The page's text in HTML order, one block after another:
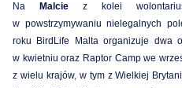
Na Malcie z kolei
w powstrzymywaniu nielegalnych
roku BirdLife Malta organizuje dwa
w kwietniu oraz Raptor Camp we
z wielu krajów,w tym z Wielkiej